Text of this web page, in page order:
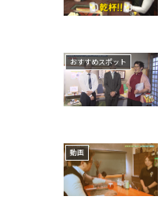
おすすめスポット
動画